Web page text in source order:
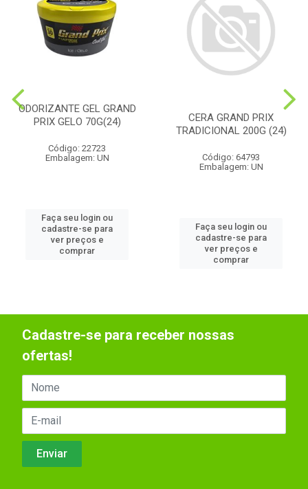
ODORIZANTE GEL GRAND
PRIX GELO 70G(24)
Código: 22723
Embalagem: UN
Faça seu login ou
cadastre-se para
ver preços e
comprar
CERA GRAND PRIX
TRADICIONAL 200G (24)
Código: 64793
Embalagem: UN
Faça seu login ou
cadastre-se para
ver preços e
comprar
Cadastre-se para receber nossas
ofertas!